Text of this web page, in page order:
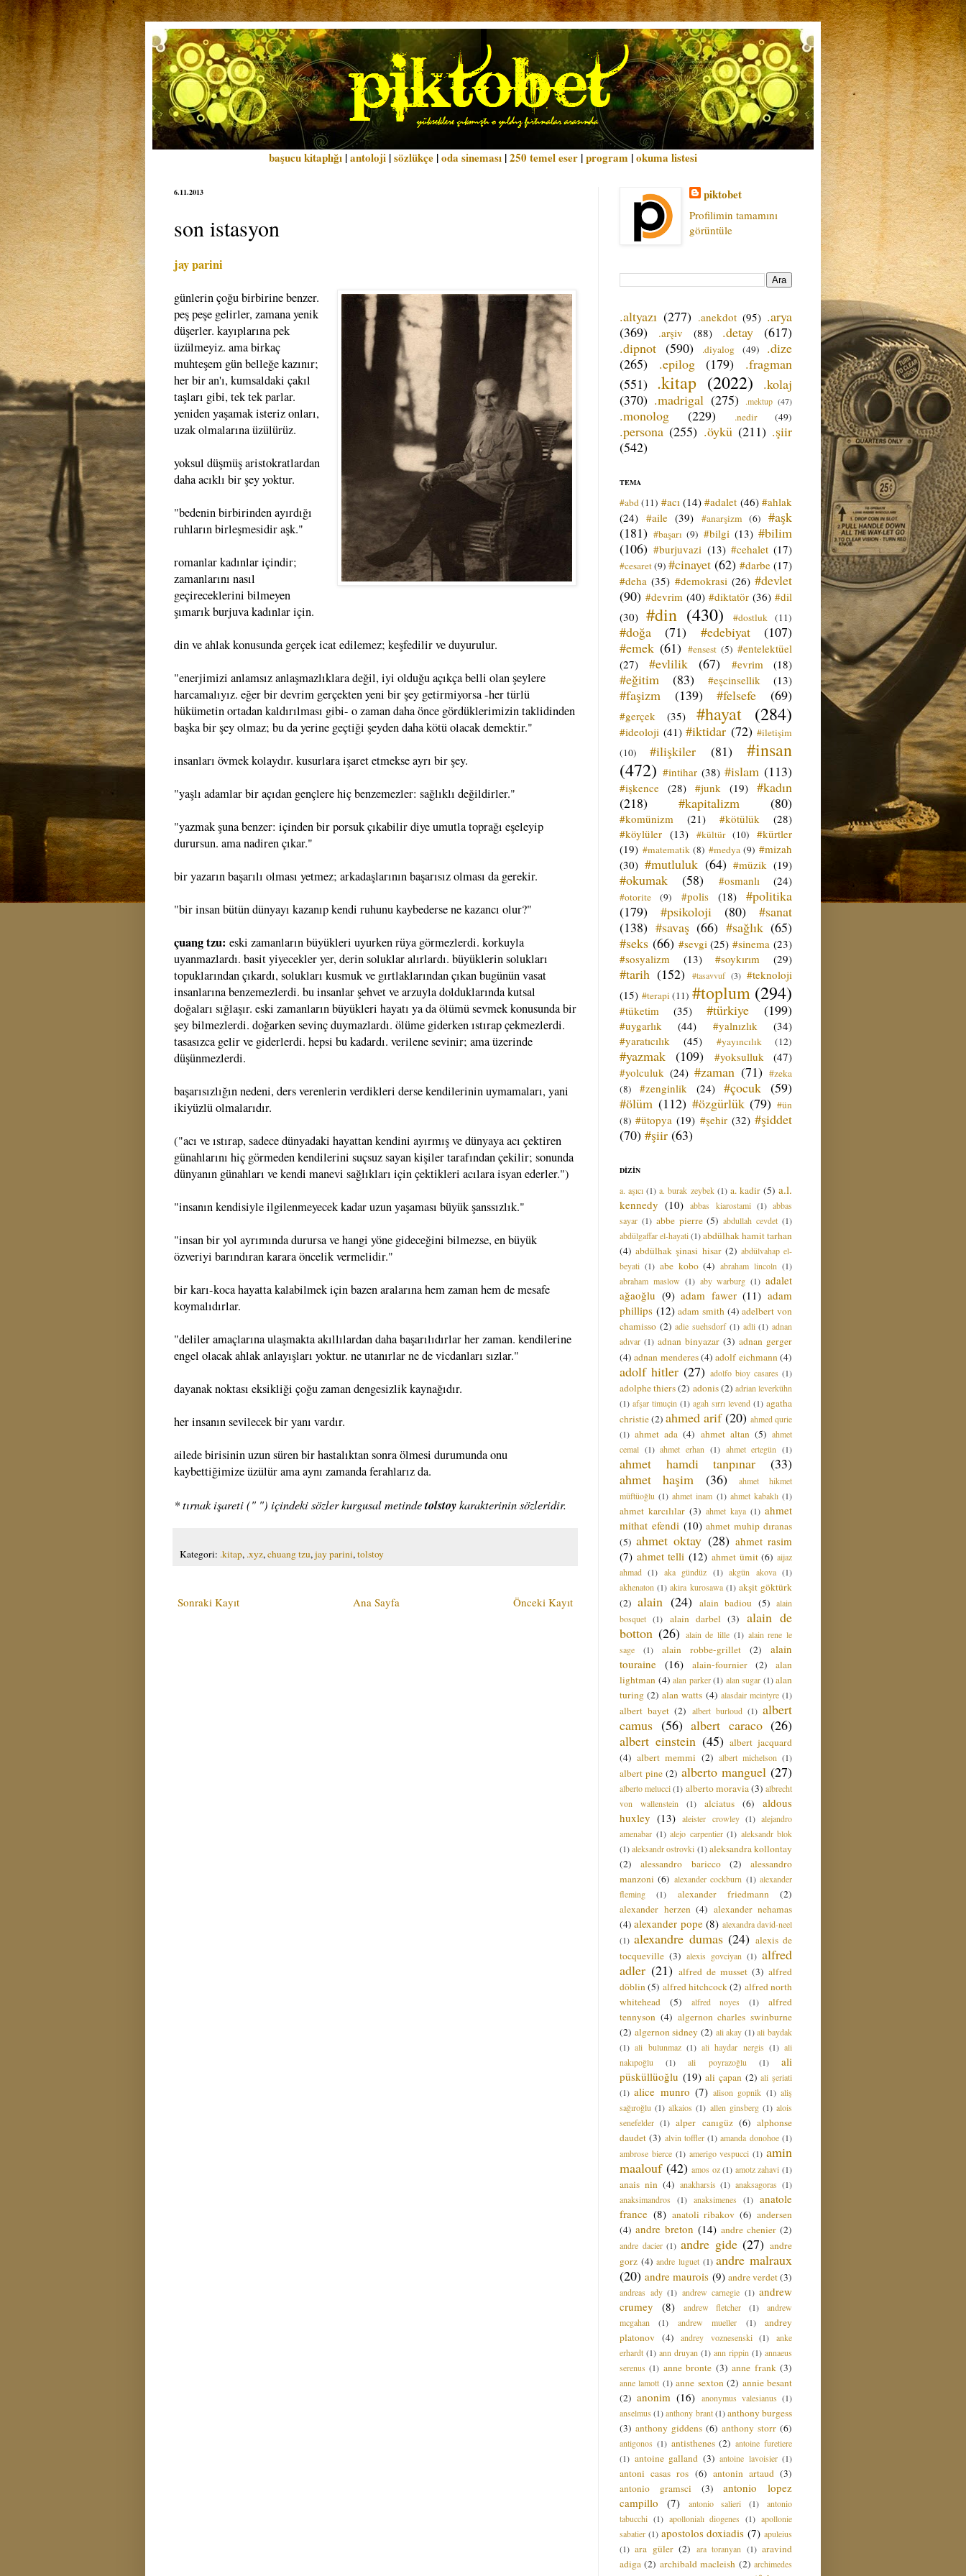
başucu kitaplığı |antoloji |sözlükçe |oda sineması |250 temel eser |program |okuma listesi
6.11.2013
son istasyon
jay parini
günlerin çoğu birbirine benzer.
peş peşe gelirler, zamana yenik
düşerler. kayıplarına pek
üzülmeyiz. ama birkaç
muhteşem gün belleğe kazınır;
her bir an'ı, kumsaldaki çakıl
taşları gibi, tek tek parlar.
yeniden yaşamak isteriz onları,
uzak olmalarına üzülürüz.
yoksul düşmüş aristokratlardan
daha acıklı bir şey yoktur.
"bedenin birbirinden ayırdığı
ruhların birleşmesidir aşk."
romanlar kadınlar içindir;
zamanlarını nasıl
geçireceklerini bilmeyen
şımarık burjuva kadınlar için.
din ve ahlak konusunda gerçek icat edilemez; keşfedilir ve duyurulur.
"enerjimizi anlamsız anlaşmazlıklara değil, iyi olduğu açıkça belli olan şeylere
harcamalıyız. eğer bir devrim gerçekten yeni bir şey getirmiyorsa -her türlü
hükümetin ortadan kaldırılması gibi- o zaman daha önce gördüklerimizin taklidinden
başka bir şey olmaz; bu da yerine geçtiği şeyden daha kötü olacak demektir."
insanları övmek kolaydır. kusurlara işaret etmekse ayrı bir şey.
"yaşlı adamlar bir açıdan gençlere hiç benzemezler: sağlıklı değildirler."
"yazmak şuna benzer: içinden bir porsuk çıkabilir diye umutla toprağı eşeleyip
durursun. ama nadiren çıkar."
bir yazarın başarılı olması yetmez; arkadaşlarının başarısız olması da gerekir.
"bir insan bütün dünyayı kazanıp kendi ruhunu kaybederse ne kazancı olur?"
çuang tzu: eski zamanların büyükleri uyurken rüya görmezlerdi. korkuyla
uyanmazlardı. basit yiyecekler yer, derin soluklar alırlardı. büyüklerin solukları
topuklarından çıkardı, solukları kusmuk ve gırtlaklarından çıkan bugünün vasat
insanlarına benzemezlerdi. bu insanlar şehvet ve arzuyla dolduklarında kutsal
doğaları sığlaşır. eski zamanların büyükleri hayatı ya da ölümü sevmek konusunda bir
şey bilmezlerdi. doğarken sevinç duymazlardı. ölüme giderken ıstırap çekmezlerdi.
tasasızca gelir ve giderlerdi. hepsi bu kadardı. verilene sevinir; ama üzerinde
düşünmezlerdi.
başarısızlığın nedeni, ders verenlerin verdikleri derse kendilerinin uymamaları, yani
ikiyüzlü olmalarıdır.
("acı ve ıstırap, sadece dünyadaki hayattan kendini ayırmış ve dünyaya acı çektiren
günahlarını hiç görmeden kendilerini suçsuz sayan kişiler tarafından çekilir; sonunda
dünyanın günahları ve kendi manevi sağlıkları için çektikleri acılara isyan ederler.")
"insanın kendisiyle ilgilenmeyecek kadar uzun yaşaması büyük şanssızlık."
"insan bir yol ayrımında durursa ve hangi yöne gideceğini bilmezse, en büyük
özveriyi barındıran karara öncelik vermelidir."
bir karı-koca hayatta kalabilmek için bazen aralarına hem zaman hem de mesafe
koymalıdırlar.
"deliler amaçlarına ulaşmakta akıllılardan daha başarılıdırlar her zaman. kendilerine
engel olacak ahlak anlayışları yoktur. ne utanırlar ne de vicdanları sızlar."
dayanak noktası eksikliği çoğu zaman dengesizlik kaynağıdır.
her insanın sevilecek bir yanı vardır.
ailede birisinin uzun süren bir hastalıktan sonra ölmesi durumunda onu
kaybettiğimize üzülür ama aynı zamanda ferahlarız da.
* tırnak işareti (" ") içindeki sözler kurgusal metindetolstoykarakterinin sözleridir.
Kategori: .kitap, .xyz,chuang tzu,jay parini,tolstoy
Sonraki Kayıt Önceki Kayıt
Ana Sayfa
piktobet
Profilimin tamamını
görüntüle
.altyazı (277) .anekdot (95) .arya
(369)
.arşiv (88) .detay
(617)
.dipnot (590) .diyalog (49)
.dize
(265)
.epilog (179)
.fragman
(551) .kitap (2022)
.kolaj
(370) .madrigal (275) .mektup (47)
.monolog (229) .nedir (49)
.persona (255) .öykü (211) .şiir
(542)
TEMA
#abd (11) #acı (14) #adalet (46) #ahlak
(24) #aile (39) #anarşizm (6)
#aşk
(181) #başarı (9) #bilgi (13) #bilim
(106) #burjuvazi (13) #cehalet (17)
#cesaret(9) #cinayet (62) #darbe (17)
#deha (35) #demokrasi (26) #devlet
(90) #devrim (40) #diktatör (36) #dil
(30) #din (430) #dostluk (11)
#doğa (71) #edebiyat
(107)
#emek (61) #ensest (5) #entelektüel
(27)
#evlilik (67) #evrim (18)
#eğitim (83) #eşcinsellik (13)
#faşizm (139) #felsefe (69)
#gerçek (35) #hayat (284)
#ideoloji (41) #iktidar (72) #iletişim
(10)
#ilişkiler (81)
#insan
(472) #intihar (38) #islam (113)
#işkence (28) #junk (19) #kadın
(218)
#kapitalizm (80)
#komünizm (21) #kötülük
(28)
#köylüler (13) #kültür (10)
#kürtler
(19) #matematik (8) #medya (9) #mizah
(30) #mutluluk (64) #müzik (19)
#okumak (58) #osmanlı (24)
#otorite (9) #polis (18)
#politika
(179)
#psikoloji (80)
#sanat
(138) #savaş (66) #sağlık (65)
#seks (66) #sevgi (25) #sinema (23)
#sosyalizm
(13) #soykırım (29)
#tarih (152) #tasavvuf (3) #teknoloji
(15) #terapi (11) #toplum (294)
#tüketim (35) #türkiye (199)
#uygarlık (44) #yalnızlık
(34)
#yaratıcılık
(45) #yayıncılık (12)
#yazmak (109) #yoksulluk
(47)
#yolculuk (24) #zaman (71) #zeka
(8)
#zenginlik (24) #çocuk (59)
#ölüm (112) #özgürlük (79) #ün
(8) #ütopya (19) #şehir (32) #şiddet
(70) #şiir (63)
DİZİN
a. aşıcı (1) a. burak zeybek (1) a. kadir (5) a.l.
kennedy (10) abbas kiarostami (1) abbas
sayar (1) abbe pierre (5) abdullah cevdet (1)
abdülgaffar el-hayati(1)abdülhak hamit tarhan
(4) abdülhak şinasi hisar (2) abdülvahap el-
beyati (1) abe kobo (4) abraham lincoln (1)
abraham maslow (1) aby warburg (1) adalet
ağaoğlu (9) adam fawer (11) adam
phillips (12) adam smith (4) adelbert von
chamisso (2) adie suehsdorf (1) adli (1) adnan
adıvar (1) adnan binyazar (3) adnan gerger
(4) adnan menderes(4) adolf eichmann (4)
adolf hitler (27) adolfo bioy casares (1)
adolphe thiers(2) adonis(2) adrian leverkühn
(1) afşar timuçin (1) agah sırrı levend (1) agatha
christie(2) ahmed arif (20) ahmed qurie
(1) ahmet ada (4) ahmet altan (5) ahmet
cemal (1) ahmet erhan (1) ahmet ertegün (1)
ahmet hamdi tanpınar
(33)
ahmet haşim
(36)
ahmet hikmet
müftüoğlu (1) ahmet inam (1) ahmet kabaklı (1)
ahmet karcılılar (3) ahmet kaya (1) ahmet
mithat efendi (10) ahmet muhip dıranas
(5) ahmet oktay (28) ahmet rasim
(7) ahmet telli (12) ahmet ümit (6) aijaz
ahmad (1) aka gündüz (1) akgün akova (1)
akhenaton (1) akira kurosawa (1) akşit göktürk
(2) alain (24) alain badiou (5) alain
bosquet (1) alain darbel (3)
alain de
botton (26) alain de lille (1) alain rene le
sage
(1) alain robbe-grillet (2)
alain
touraine (16) alain-fournier (2)
alan
lightman (4) alan parker (1) alan sugar (1) alan
turing (2) alan watts (4) alasdair mcintyre (1)
albert bayet (2) albert burloud (1) albert
camus (56) albert caraco (26)
albert einstein (45) albert jacquard
(4) albert memmi (2) albert michelson (1)
albert pine (2) alberto manguel (27)
alberto melucci (1) alberto moravia (3) albrecht
von wallenstein
(1) alciatus (6)
aldous
huxley (13) aleister crowley (1) alejandro
amenabar (1) alejo carpentier (1) aleksandr blok
(1) aleksandr ostrovki (1) aleksandra kollontay
(2)
alessandro baricco (2)
alessandro
manzoni (6) alexander cockburn (1) alexander
fleming
(1) alexander friedmann
(2)
alexander herzen (4) alexander nehamas
(4) alexander pope (8) alexandra david-neel
(1) alexandre dumas (24) alexis de
tocqueville (3) alexis govciyan (1) alfred
adler (21) alfred de musset (3) alfred
döblin (5) alfred hitchcock(2) alfred north
whitehead
(5) alfred noyes (1)
alfred
tennyson (4) algernon charles swinburne
(2) algernon sidney (2) ali akay (1) ali baydak
(1) ali bulunmaz (1) ali haydar nergis (1) ali
nakıpoğlu
(1) ali poyrazoğlu (1)
ali
püsküllüoğlu (19) ali çapan (2) ali şeriati
(1) alice munro (7) alison gopnik (1) aliş
sağıroğlu (1) alkaios (1) allen ginsberg (1) alois
senefelder (1) alper canıgüz (6) alphonse
daudet (3) alvin toffler (1) amanda donohoe (1)
ambrose bierce (1) amerigo vespucci (1) amin
maalouf (42) amos oz (1) amotz zahavi (1)
anais nin (4) anakharsis (1) anaksagoras (1)
anaksimandros
(1) anaksimenes (1) anatole
france (8) anatoli ribakov (6) andersen
(4) andre breton (14) andre chenier (2)
andre dacier (1) andre gide (27) andre
gorz (4) andre luguet (1) andre malraux
(20) andre maurois (9) andre verdet(3)
andreas ady (1) andrew carnegie (1) andrew
crumey
(8) andrew fletcher (1)
andrew
mcgahan
(1) andrew mueller (1)
andrey
platonov (4) andrey voznesenski (1)
anke
erhardt (1) ann druyan (1) ann rippin (1) annaeus
serenus (1) anne bronte (3) anne frank (3)
anne lamott (1) anne sexton (2) annie besant
(2) anonim (16) anonymus valesianus (1)
anselmus (1) anthony brant (1) anthony burgess
(3) anthony giddens (6) anthony storr (6)
antigonos (1) antisthenes (2) antoine furetiere
(1) antoine galland (3) antoine lavoisier (1)
antoni casas ros (6) antonin artaud (3)
antonio gramsci
(3)
antonio lopez
campillo
(7) antonio salieri (1)
antonio
tabucchi (1) apollonialı diogenes (1) apollonie
sabatier (1) apostolos doxiadis (7) apuleius
(1) ara güler (2) ara toranyan (1) aravind
adiga (2) archibald macleish (2) archimedes